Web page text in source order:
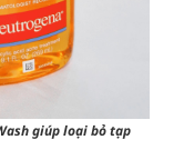
giúp loại bỏ tạp